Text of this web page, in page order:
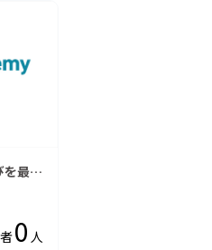
を最大
ミ
0 人